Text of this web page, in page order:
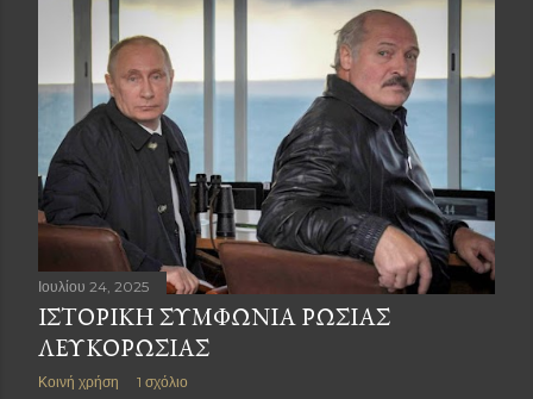
Ιουλίου 24, 2025
ΙΣΤΟΡΙΚΗ ΣΥΜΦΩΝΙΑ ΡΩΣΙΑΣ
ΛΕΥΚΟΡΩΣΙΑΣ
Κοινή χρήση 1 σχόλιο